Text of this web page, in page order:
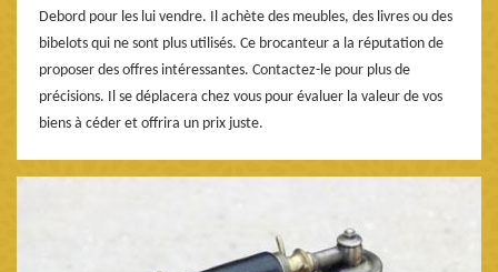
Debord pour les lui vendre. Il achète des meubles, des livres ou des
bibelots qui ne sont plus utilisés. Ce brocanteur a la réputation de
proposer des offres intéressantes. Contactez-le pour plus de
précisions. Il se déplacera chez vous pour évaluer la valeur de vos
biens à céder et offrira un prix juste.